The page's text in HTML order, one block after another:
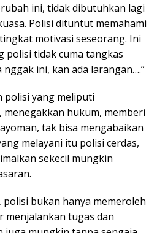
ini, tidak dibutuhkan lagi
Polisi dituntut memahami
motivasi seseorang. Ini
polisi tidak cuma tangkas
nggak ini, kan ada larangan….”
polisi yang meliputi
menegakkan hukum, memberi
tak bisa mengabaikan
melayani itu polisi cerdas,
sekecil mungkin
polisi bukan hanya memeroleh
tugas dan